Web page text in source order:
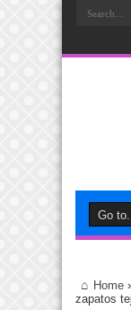
Home
zapatos